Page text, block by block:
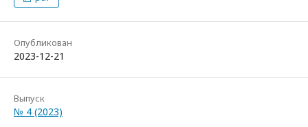
Опубликован
2023-12-21
Выпуск
№ 4 (2023)